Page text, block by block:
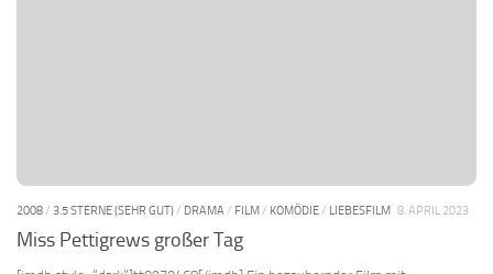
2008/ 3.5 STERNE (SEHR GUT)/ DRAMA / FILM/ KOMÖDIE/ LIEBESFILM 8. APRIL 2023
Miss Pettigrews großer Tag